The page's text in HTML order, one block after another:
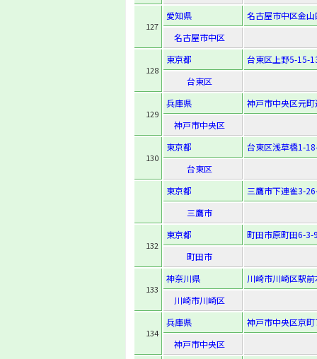
127
愛知県
名古屋市中区金
名古屋市中区
128
東京都
台東区上野5-15-
台東区
129
兵庫県
神戸市中央区元
神戸市中央区
130
東京都
台東区浅草橋1-
台東区
東京都
三鷹市下連雀3-
三鷹市
132
東京都
町田市原町田6-3-
町田市
133
神奈川県
川崎市川崎区駅
川崎市川崎区
134
兵庫県
神戸市中央区京
神戸市中央区